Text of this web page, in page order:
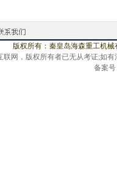
版权所有：秦皇岛海森重工机
联网，版权所有者已无从考证;如
备案号